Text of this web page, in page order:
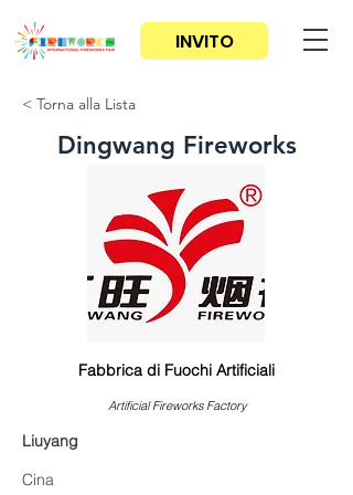
INVITO
< Torna alla Lista
Dingwang Fireworks
Fabbrica di Fuochi Artificiali
Artificial Fireworks Factory
Liuyang
Cina